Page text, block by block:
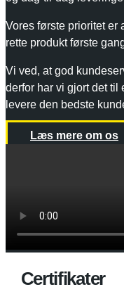
Vores første prioritet er
rette produkt første
Vi ved, at god
derfor har vi gjort det til
levere den bedste
Læs mere om os
Certifikater